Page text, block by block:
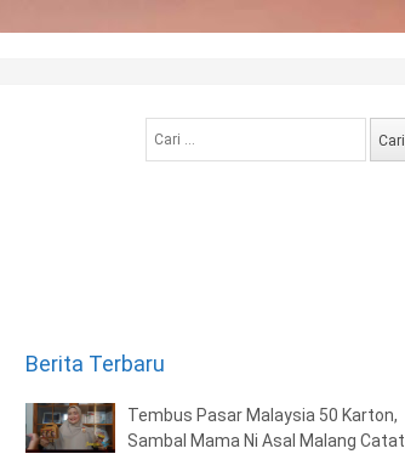
untuk:
Berita Terbaru
Tembus Pasar Malaysia 50 Karton,
Sambal Mama Ni Asal Malang Catat